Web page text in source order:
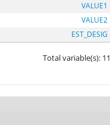
VALUE1
VALUE2
EST_DESIG
Total variable(s): 11